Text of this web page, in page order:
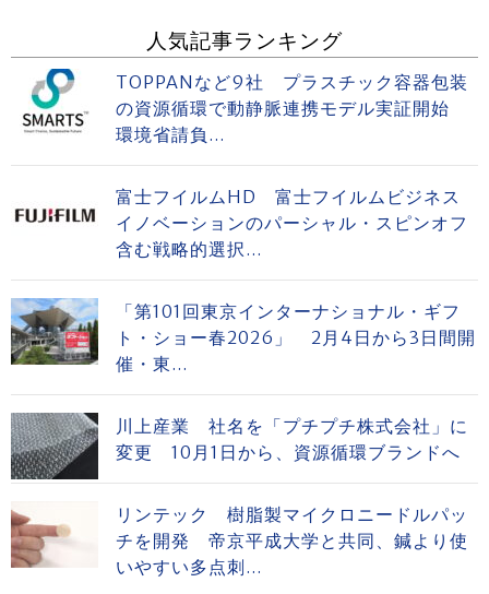
人気記事ランキング
TOPPANなど9社 プラスチック容器包装
の資源循環で動静脈連携モデル実証開始
環境省請負...
富士フイルムHD 富士フイルムビジネス
イノベーションのパーシャル・スピンオフ
含む戦略的選択...
「第101回東京インターナショナル・ギフ
ト・ショー春2026」 2月4日から3日間開
催・東...
川上産業 社名を「プチプチ株式会社」に
変更 10月1日から、資源循環ブランドへ
リンテック 樹脂製マイクロニードルパッ
チを開発 帝京平成大学と共同、鍼より使
いやすい多点刺...